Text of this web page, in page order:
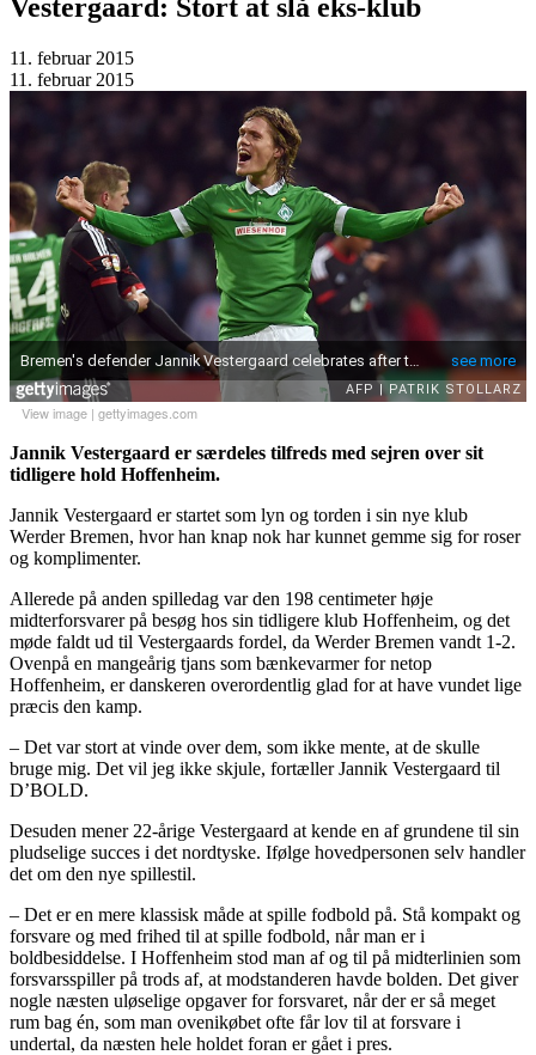
Vestergaard: Stort at slå eks-klub
11. februar 2015
11. februar 2015
View image | gettyimages.com
Jannik Vestergaard er særdeles tilfreds med sejren over sit
tidligere hold Hoffenheim.
Jannik Vestergaard er startet som lyn og torden i sin nye klub
Werder Bremen, hvor han knap nok har kunnet gemme sig for roser
og komplimenter.
Allerede på anden spilledag var den 198 centimeter høje
midterforsvarer på besøg hos sin tidligere klub Hoffenheim, og det
møde faldt ud til Vestergaards fordel, da Werder Bremen vandt 1-2.
Ovenpå en mangeårig tjans som bænkevarmer for netop
Hoffenheim, er danskeren overordentlig glad for at have vundet lige
præcis den kamp.
– Det var stort at vinde over dem, som ikke mente, at de skulle
bruge mig. Det vil jeg ikke skjule, fortæller Jannik Vestergaard til
D’BOLD.
Desuden mener 22-årige Vestergaard at kende en af grundene til sin
pludselige succes i det nordtyske. Ifølge hovedpersonen selv handler
det om den nye spillestil.
– Det er en mere klassisk måde at spille fodbold på. Stå kompakt og
forsvare og med frihed til at spille fodbold, når man er i
boldbesiddelse. I Hoffenheim stod man af og til på midterlinien som
forsvarsspiller på trods af, at modstanderen havde bolden. Det giver
nogle næsten uløselige opgaver for forsvaret, når der er så meget
rum bag én, som man ovenikøbet ofte får lov til at forsvare i
undertal, da næsten hele holdet foran er gået i pres.